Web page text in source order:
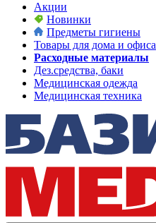
Акции
Новинки
Предметы гигиены
Товары для дома и офиса
Расходные материалы
Дез.средства, баки
Медицинская одежда
Медицинская техника